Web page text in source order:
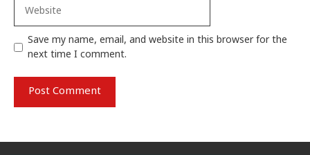
Save my name, email, and website in this browser for the
next time I comment.